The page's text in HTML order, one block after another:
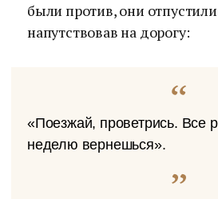
были против, они
напутствовав на дорогу:
«Поезжай, проветрись. Все
неделю вернешься».